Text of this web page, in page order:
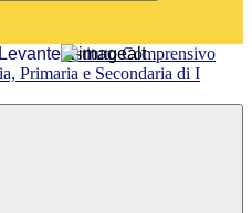
Istituto Comprensivo
Primaria e Secondaria di I